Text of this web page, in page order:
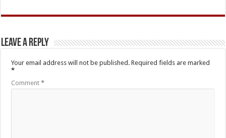
Leave a Reply
Your email address will not be published. Required fields are marked
*
Comment*